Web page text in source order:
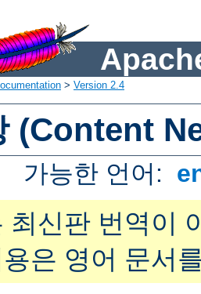
> Version 2.4
(Content
가능한 언어:
최신판 번역이
은 영어 문서